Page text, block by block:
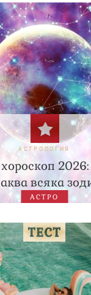
АСТРОЛОГИЯ
всяка
АСТРО